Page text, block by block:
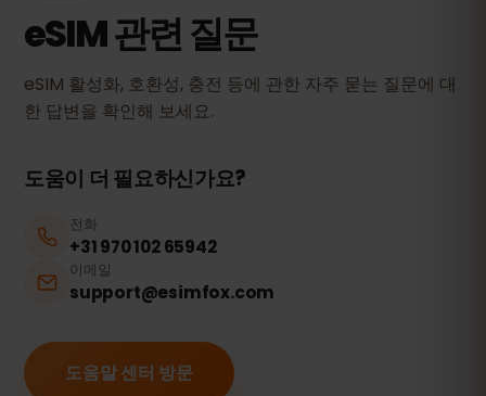
eSIM 관련 질문
eSIM 활성화, 호환성, 충전 등에 관한 자주 묻는 질문에 대
한 답변을 확인해 보세요.
도움이 더 필요하신가요?
전화
+31 970 102 65942
이메일
support@esimfox.com
도움말 센터 방문